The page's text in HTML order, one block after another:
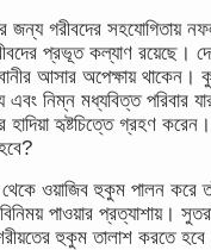
জন্য গরীবদের সহযোগিতায়
প্রভূত কল্যাণ
আসার অপেক্ষায় থাকেন।
নিম্ন মধ্যবিত্ত পরিবার
হৃষ্টচিত্তে গ্রহণ
ওয়াজিব হুকুম পালন করে
পাওয়ার প্রত্যাশায়।
শরীয়তের হুকুম তালাশ